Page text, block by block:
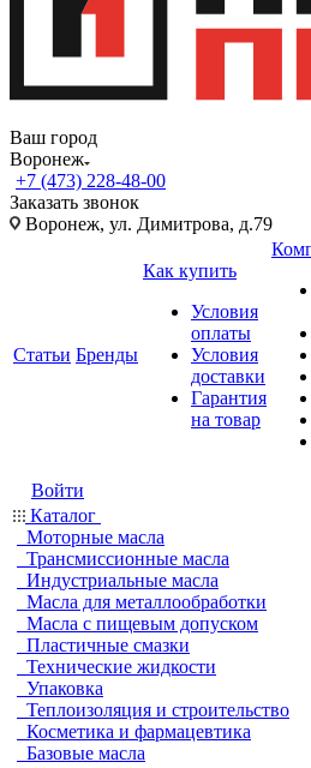
Ваш город
Воронеж
+7 (473) 228-48-00
Заказать звонок
Воронеж, ул. Димитрова, д.79
Статьи Бренды
Как купить
Условия
оплаты
Условия
доставки
Гарантия
на товар
Войти
Каталог
Моторные масла
Трансмиссионные масла
Индустриальные масла
Масла для металлообработки
Масла с пищевым допуском
Пластичные смазки
Технические жидкости
Упаковка
Теплоизоляция и строительство
Косметика и фармацевтика
Базовые масла